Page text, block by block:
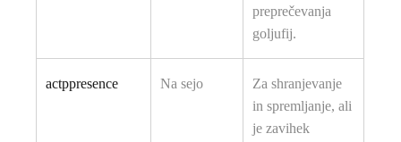
preprečevanja
goljufij.
actppresence Na sejo
Za shranjevanje
in spremljanje, ali
je zavihek